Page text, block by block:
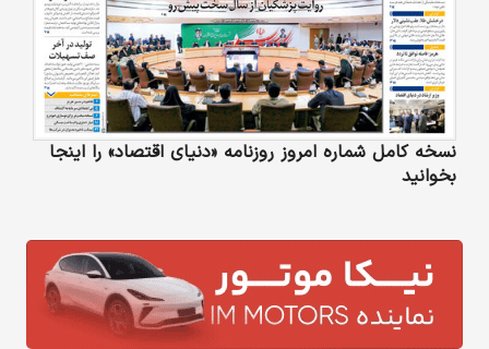
نسخه کامل شماره امروز روزنامه «دنیای‌ اقتصاد» را اینجا
بخوانید